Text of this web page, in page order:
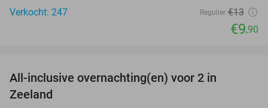
Verkocht: 247
Regulier €13
€9,90
All-inclusive overnachting(en) voor 2 in
Zeeland